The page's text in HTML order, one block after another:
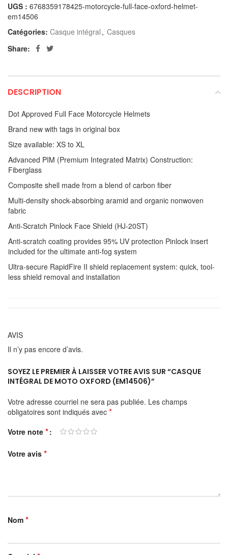
UGS : 6768359178425-motorcycle-full-face-oxford-helmet-
em14506
Catégories: Casque intégral , Casques
Share:
DESCRIPTION
Dot Approved Full Face Motorcycle Helmets
Brand new with tags in original box
Size available: XS to XL
Advanced PIM (Premium Integrated Matrix) Construction:
Fiberglass
Composite shell made from a blend of carbon fiber
Multi-density shock-absorbing aramid and organic nonwoven
fabric
Anti-Scratch Pinlock Face Shield (HJ-20ST)
Anti-scratch coating provides 95% UV protection Pinlock insert
included for the ultimate anti-fog system
Ultra-secure RapidFire II shield replacement system: quick, tool-
less shield removal and installation
AVIS
Il n’y pas encore d’avis.
SOYEZ LE PREMIER À LAISSER VOTRE AVIS SUR “CASQUE
INTÉGRAL DE MOTO OXFORD (EM14506)”
Votre adresse courriel ne sera pas publiée. Les champs
obligatoires sont indiqués avec *
Votre note *
Votre avis *
Nom *